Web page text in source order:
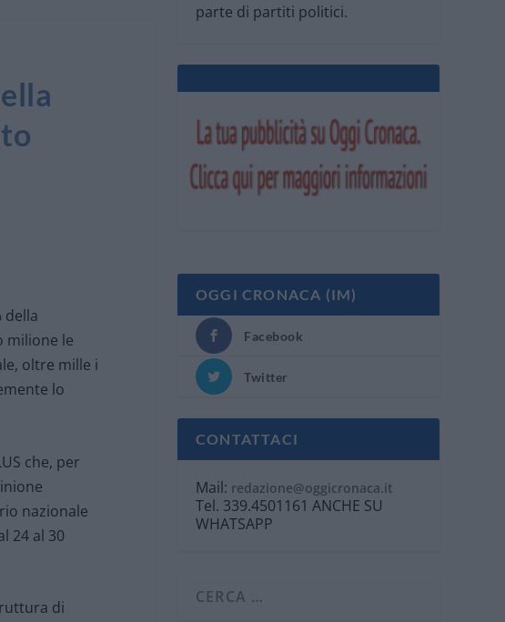
della
milione le
oltre mille i
lo
che, per
nazionale
24 al 30
di
parte di partiti politici.
OGGI CRONACA (IM)
Facebook
Twitter
CONTATTACI
Mail: redazione@oggicronaca.it
Tel. 339.4501161 ANCHE SU
WHATSAPP